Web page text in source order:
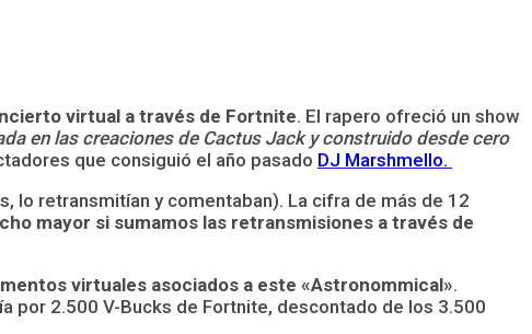
virtual a través de Fortnite. El rapero ofreció un show
en las creaciones de Cactus Jack y construido desde cero
que consiguió el año pasado DJ Marshmello.
lo retransmitían y comentaban). La cifra de más de 12
mayor si sumamos las retransmisiones a través de
virtuales asociados a este «Astronommical».
por 2.500 V-Bucks de Fortnite, descontado de los 3.500